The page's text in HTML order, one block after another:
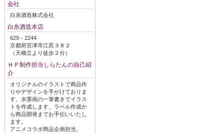
会社
白糸酒造株式会社
白糸酒造本店
629－2244
京都府宮津市江尻３８２
（天橋立より徒歩２分）
ＨＰ制作担当しらたんの自己紹
介
オリジナルのイラストで商品作
りやデザインを手がけておりま
す。水墨画の一筆書きでイラス
トを作成します、ラベル作成か
ら商品開発までお手伝いいたし
ます。
アニメコラボ商品企画担当。